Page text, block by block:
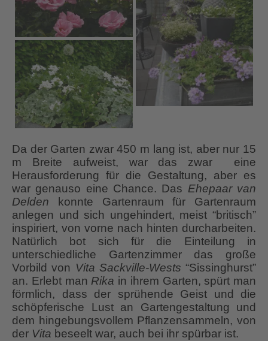
Da der Garten zwar 450 m lang ist, aber nur 15
m Breite aufweist, war das zwar eine
Herausforderung für die Gestaltung, aber es
war genauso eine Chance. Das Ehepaar van
Delden konnte Gartenraum für Gartenraum
anlegen und sich ungehindert, meist “britisch”
inspiriert, von vorne nach hinten durcharbeiten.
Natürlich bot sich für die Einteilung in
unterschiedliche Gartenzimmer das große
Vorbild von Vita Sackville-Wests “Sissinghurst”
an. Erlebt manRika in ihrem Garten, spürt man
förmlich, dass der sprühende Geist und die
schöpferische Lust an Gartengestaltung und
dem hingebungsvollem Pflanzensammeln, von
der Vita beseelt war, auch bei ihr spürbar ist.